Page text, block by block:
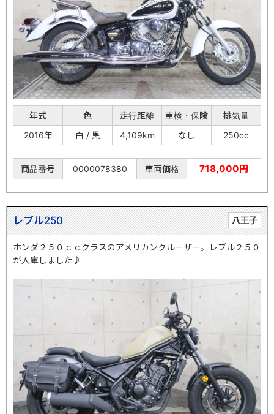
年式 色 走行距離 車検・保険
排気量
2016年
白 / 黒 4,109km なし 250cc
商品番号 0000078380 車両価格 718,000円
八王子
レブル250
ホンダ２５０ｃｃクラスのアメリカンクルーザー。レブル２５０
が入庫しました♪